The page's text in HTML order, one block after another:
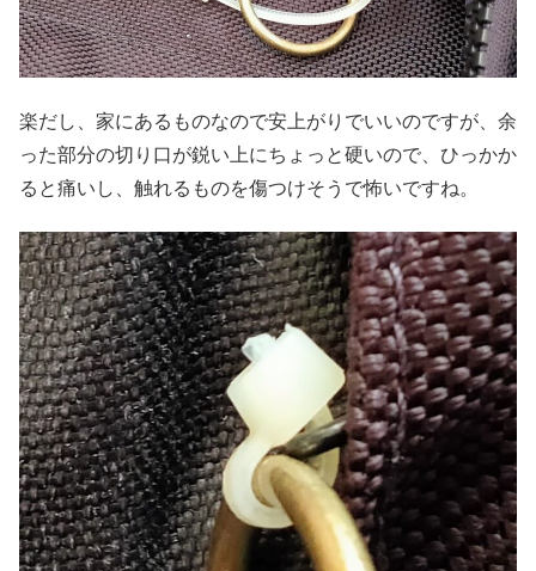
楽だし、家にあるものなので安上がりでいいのですが、余
った部分の切り口が鋭い上にちょっと硬いので、ひっかか
ると痛いし、触れるものを傷つけそうで怖いですね。